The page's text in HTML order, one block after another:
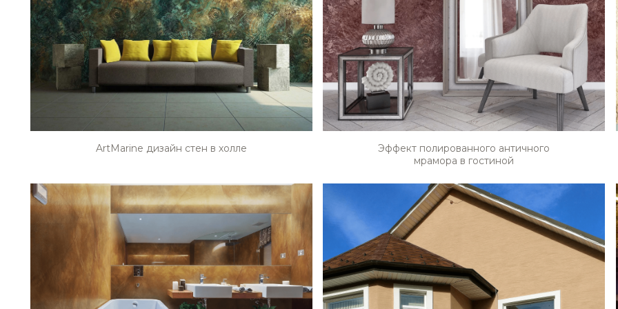
ArtMarine дизайн стен в холле
Эффект полированного античного
мрамора в гостиной